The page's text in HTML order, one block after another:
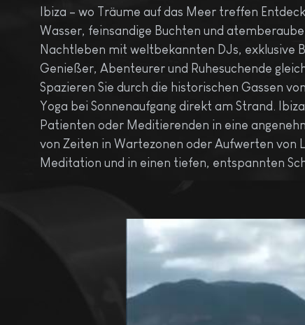
Ibiza – wo Träume auf das Meer treffen
Wasser, feinsandige Buchten und
Nachtleben mit weltbekannten DJs, exklusive
Genießer, Abenteurer und Ruhesuchende
Spazieren Sie durch die historischen Gassen
Yoga bei Sonnenaufgang direkt am Strand.
Patienten oder Meditierenden in eine
von Zeiten in Wartezonen oder Aufwerten von
Meditation und in einen tiefen, entspannten